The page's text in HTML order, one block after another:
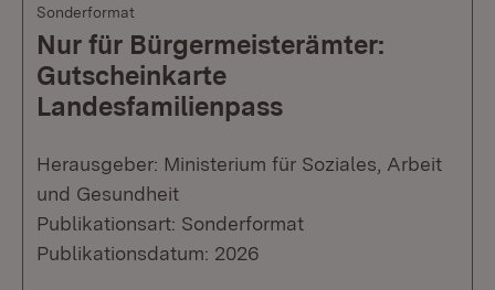
Sonderformat
Nur für Bürgermeisterämter:
Gutscheinkarte
Landesfamilienpass
Herausgeber: Ministerium für Soziales, Arbeit
und Gesundheit
Publikationsart: Sonderformat
Publikationsdatum: 2026